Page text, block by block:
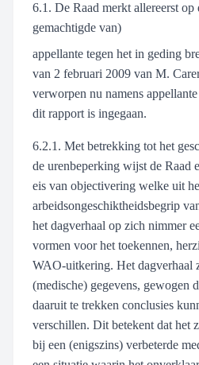
6.1. De Raad merkt allereerst op
gemachtigde van)
appellante tegen het in geding
van 2 februari 2009 van M.
verworpen nu namens
dit rapport is ingegaan.
6.2.1. Met betrekking tot het
de urenbeperking wijst de Raad
eis van objectivering welke uit
arbeidsongeschiktheidsbegrip
het dagverhaal op zich nimmer
vormen voor het toekennen,
WAO-uitkering. Het dagverhaal
(medische) gegevens, gewogen
daaruit te trekken conclusies
verschillen. Dit betekent dat het
bij een (enigszins) verbeterde